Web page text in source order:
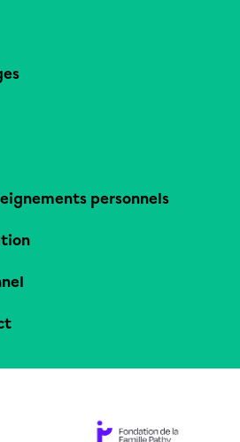
personnels